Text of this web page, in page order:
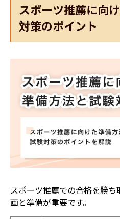
スポーツ推薦に向
対策のポイント
スポーツ推薦での合格を勝
画と準備が重要です。